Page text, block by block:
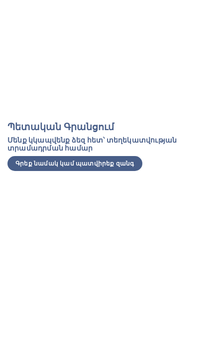
Պետական Գրանցում
Մենք կկապվենք ձեզ հետ՝ տեղեկատվության
տրամադրման համար
Գրեք նամակ կամ պատվիրեք զանգ